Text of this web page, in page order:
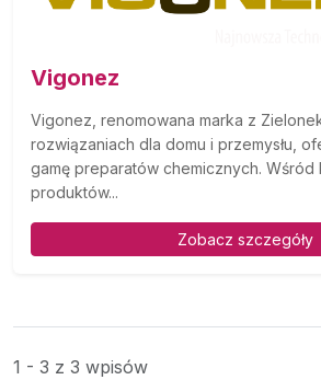
Vigonez
Vigonez, renomowana marka z
rozwiązaniach dla domu i przemysłu,
gamę preparatów chemicznych. Wśród
produktów...
Zobacz szczegóły
1 - 3 z 3 wpisów